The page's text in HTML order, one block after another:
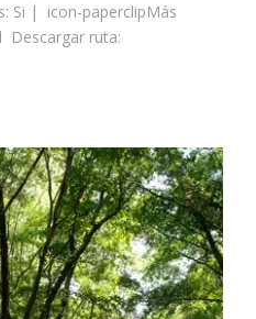
Si | icon-paperclipMás
ruta: